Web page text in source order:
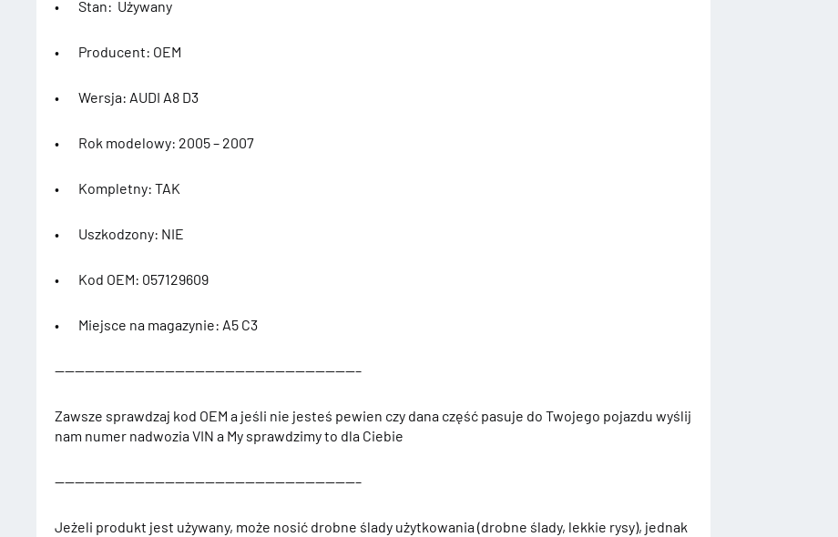
• Stan: Używany
• Producent: OEM
• Wersja: AUDI A8 D3
• Rok modelowy: 2005 – 2007
• Kompletny: TAK
• Uszkodzony: NIE
• Kod OEM: 057129609
• Miejsce na magazynie: A5 C3
——————————————————————————————–
Zawsze sprawdzaj kod OEM a jeśli nie jesteś pewien czy dana część pasuje do Twojego pojazdu wyślij
nam numer nadwozia VIN a My sprawdzimy to dla Ciebie
——————————————————————————————–
Jeżeli produkt jest używany, może nosić drobne ślady użytkowania (drobne ślady, lekkie rysy), jednak